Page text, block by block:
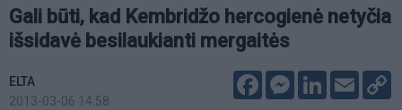
Gali būti, kad Kembridžo hercogienė netyčia
išsidavė besilaukianti mergaitės
ELTA
2013-03-06 14:58
FacebookMessenger
LinkedIn
Email